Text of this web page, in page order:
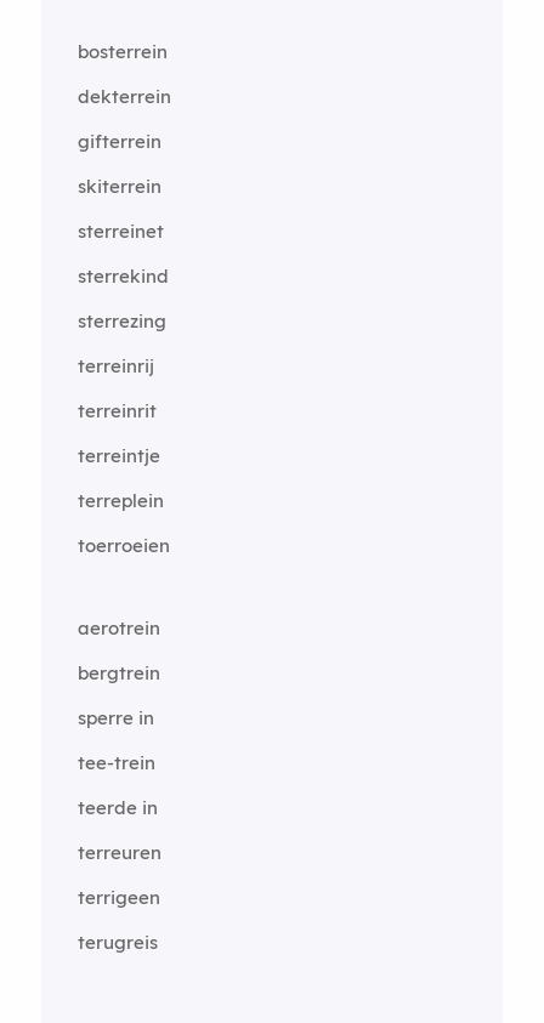
bosterrein
dekterrein
gifterrein
skiterrein
sterreinet
sterrekind
sterrezing
terreinrij
terreinrit
terreintje
terreplein
toerroeien
aerotrein
bergtrein
sperre in
tee-trein
teerde in
terreuren
terrigeen
terugreis